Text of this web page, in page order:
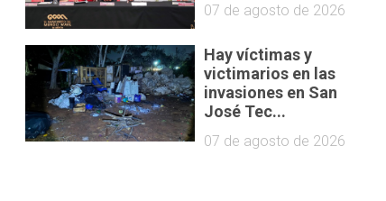
07 de agosto de 2026
Hay víctimas y
victimarios en las
invasiones en San
José Tec...
07 de agosto de 2026